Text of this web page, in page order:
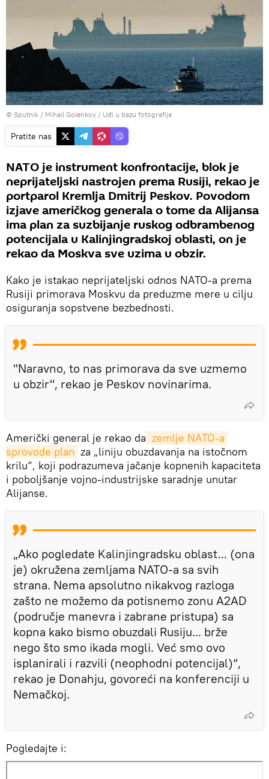
© Sputnik / Mihail Golenkov / Uđi u bazu fotografija
Pratite nas
NATO je instrument konfrontacije, blok je
neprijateljski nastrojen prema Rusiji, rekao je
portparol Kremlja Dmitrij Peskov. Povodom
izjave američkog generala o tome da Alijansa
ima plan za suzbijanje ruskog odbrambenog
potencijala u Kalinjingradskoj oblasti, on je
rekao da Moskva sve uzima u obzir.
Kako je istakao neprijateljski odnos NATO-a prema
Rusiji primorava Moskvu da preduzme mere u cilju
osiguranja sopstvene bezbednosti.
"Naravno, to nas primorava da sve uzmemo
u obzir", rekao je Peskov novinarima.
Američki general je rekao da zemlje NATO-a
sprovode plan za „liniju obuzdavanja na istočnom
krilu“, koji podrazumeva jačanje kopnenih kapaciteta
i poboljšanje vojno-industrijske saradnje unutar
Alijanse.
„Ako pogledate Kalinjingradsku oblast... (ona
je) okružena zemljama NATO-a sa svih
strana. Nema apsolutno nikakvog razloga
zašto ne možemo da potisnemo zonu A2AD
(područje manevra i zabrane pristupa) sa
kopna kako bismo obuzdali Rusiju... brže
nego što smo ikada mogli. Već smo ovo
isplanirali i razvili (neophodni potencijal)“,
rekao je Donahju, govoreći na konferenciji u
Nemačkoj.
Pogledajte i: